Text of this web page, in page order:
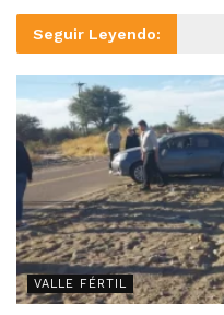
Seguir Leyendo:
VALLE FÉRTIL